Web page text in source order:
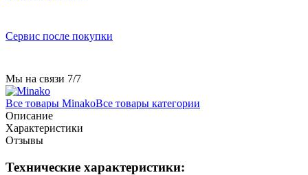
Сервис после покупки
Мы на связи 7/7
Все товары MinakoВсе товары категории
Описание
Характеристики
Отзывы
Технические характеристики: